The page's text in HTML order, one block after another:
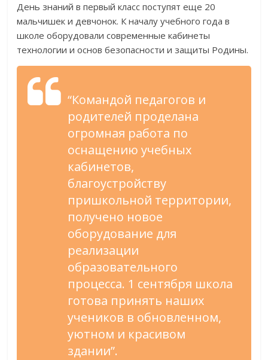
День знаний в первый класс поступят еще 20
мальчишек и девчонок. К началу учебного года в
школе оборудовали современные кабинеты
технологии и основ безопасности и защиты Родины.
“Командой педагогов и
родителей проделана
огромная работа по
оснащению учебных
кабинетов,
благоустройству
пришкольной территории,
получено новое
оборудование для
реализации
образовательного
процесса. 1 сентября школа
готова принять наших
учеников в обновленном,
уютном и красивом
здании”.